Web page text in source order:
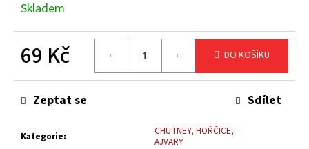
Skladem
69 Kč DO KOŠÍKU
Kategorie:
CHUTNEY, HOŘČICE,
AJVARY
Zeptat se Sdílet
o
j